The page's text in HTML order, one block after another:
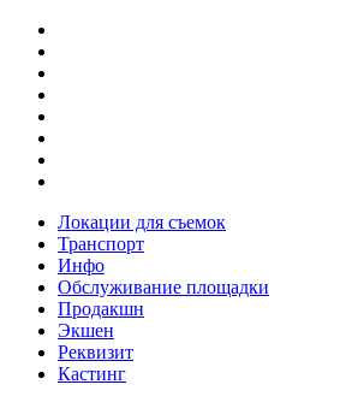
Локации для съемок
Транспорт
Инфо
Обслуживание площадки
Продакшн
Экшен
Реквизит
Кастинг